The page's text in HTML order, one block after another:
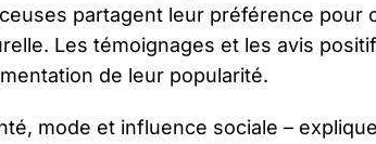
partagent leur préférence pour
Les témoignages et les avis
de leur popularité.
mode et influence sociale – explique